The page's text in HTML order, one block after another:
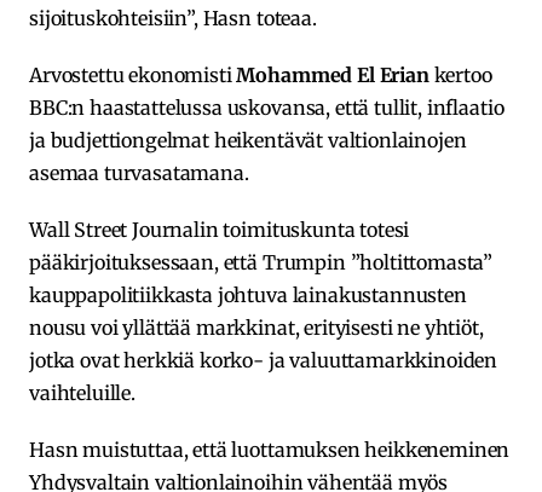
sijoituskohteisiin”, Hasn toteaa.
Arvostettu ekonomistiMohammed El Erian kertoo
BBC:n haastattelussa uskovansa, että tullit, inflaatio
ja budjettiongelmat heikentävät valtionlainojen
asemaa turvasatamana.
Wall Street Journalin toimituskunta totesi
pääkirjoituksessaan, että Trumpin ”holtittomasta”
kauppapolitiikkasta johtuva lainakustannusten
nousu voi yllättää markkinat, erityisesti ne yhtiöt,
jotka ovat herkkiä korko- ja valuuttamarkkinoiden
vaihteluille.
Hasn muistuttaa, että luottamuksen heikkeneminen
Yhdysvaltain valtionlainoihin vähentää myös